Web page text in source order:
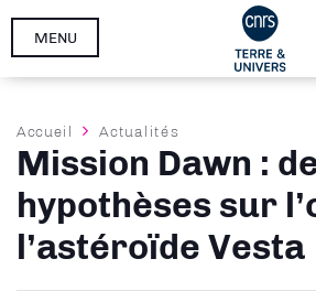
Aller
MENU
Fil
d'Ariane
Accueil Actualités
Mission Dawn :
hypothèses sur
l’astéroïde Vesta